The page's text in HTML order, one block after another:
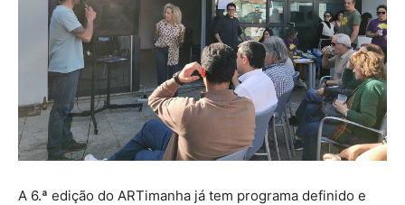
A 6.ª edição do ARTimanha já tem programa definido e